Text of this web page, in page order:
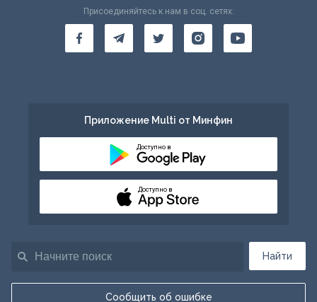
Найти
Сообщить об ошибке
Присоединяйтесь к нам в соц. сетях:
Приложение Multi от Минфин
Доступно в
Доступно в